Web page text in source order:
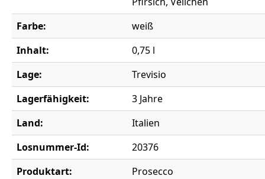
Farbe:
weiß
Inhalt:
0,75 l
Lage:
Trevisio
Lagerfähigkeit:
3 Jahre
Land:
Italien
Losnummer-Id:
20376
Produktart:
Prosecco